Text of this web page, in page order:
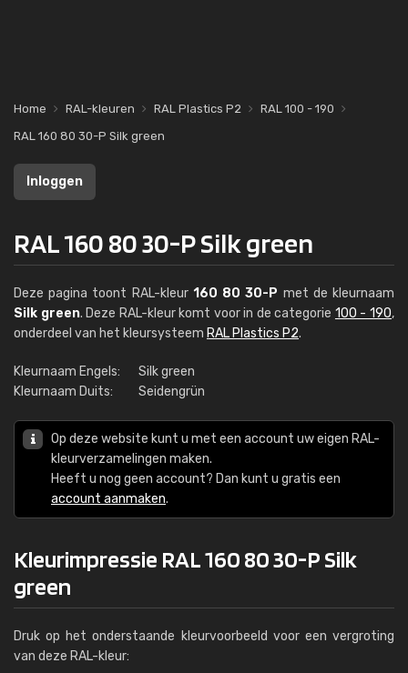
Home RAL-kleuren RAL Plastics P2
RAL 100 - 190
RAL 160 80 30-P Silk green
Inloggen
RAL 160 80 30-P Silk green
Deze pagina toont RAL-kleur 160 80 30-P met de kleurnaam
Silk green. Deze RAL-kleur komt voor in de categorie 100 - 190,
onderdeel van het kleursysteem RAL Plastics P2.
Kleurnaam Engels:
Silk green
Kleurnaam Duits:
Seidengrün
Op deze website kunt u met een account uw eigen RAL-
kleurverzamelingen maken.
Heeft u nog geen account? Dan kunt u gratis een
account aanmaken.
Kleurimpressie RAL 160 80 30-P Silk
green
Druk op het onderstaande kleurvoorbeeld voor een vergroting
van deze RAL-kleur: